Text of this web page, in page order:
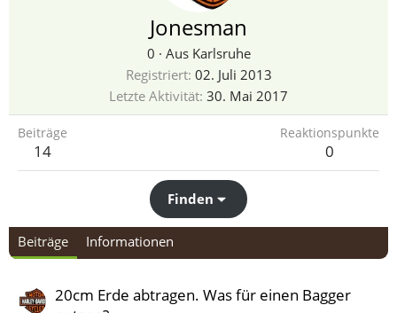
Jonesman
0 · Aus Karlsruhe
Registriert 02. Juli 2013
Letzte Aktivität 30. Mai 2017
Beiträge
14
Reaktionspunkte
0
Finden
Beiträge Informationen
20cm Erde abtragen. Was für einen Bagger